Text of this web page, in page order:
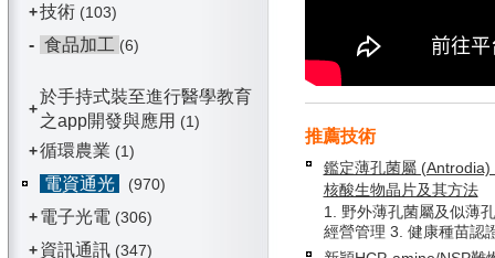
+技術(103)
- 食品加工 (6)
+
於手持式裝至進行醫學教育
之app開發與應用 (1)
+循環農業 (1)
電資通光
(970)
+ 電子光電 (306)
+ 資訊通訊(347)
推薦技術
鑑定薄孔菌屬
核酸生物晶片及其方法
1. 野外薄孔菌屬及似薄
經營管理 3. 健康種苗認